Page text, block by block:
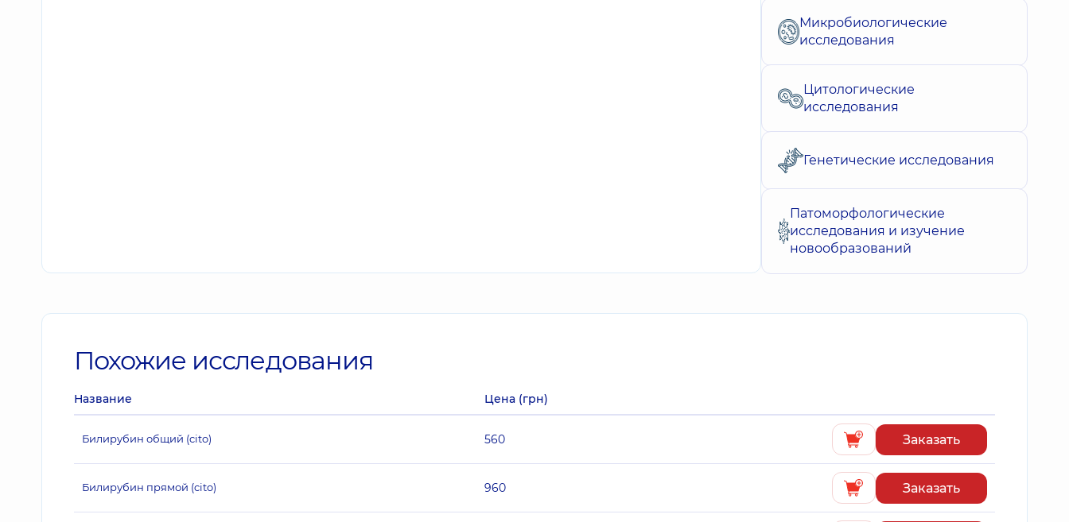
Микробиологические
исследования
Цитологические
исследования
Генетические исследования
Патоморфологические
исследования и изучение
новообразований
Похожие исследования
Название Цена (грн)
Билирубин общий (cito) 560 Заказать
Билирубин прямой (cito) 960 Заказать